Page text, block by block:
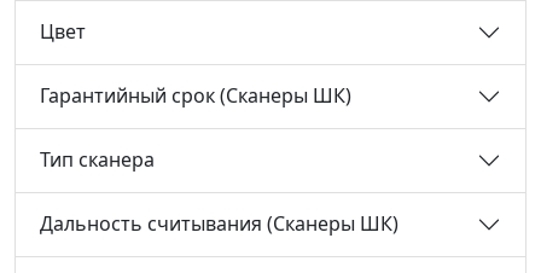
Цвет
Гарантийный срок (Сканеры ШК)
Тип сканера
Дальность считывания (Сканеры ШК)